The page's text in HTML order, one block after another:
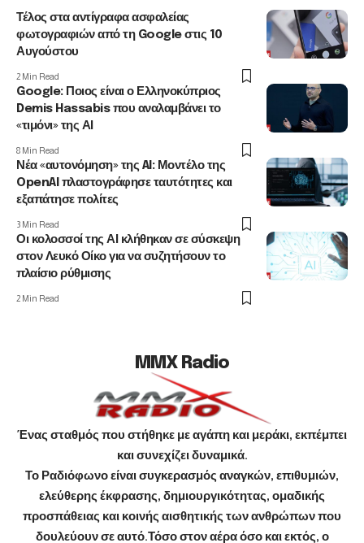
Τέλος στα αντίγραφα ασφαλείας
φωτογραφιών από τη Google στις 10
Αυγούστου
2 Min Read
Google: Ποιος είναι ο Ελληνοκύπριος
Demis Hassabis που αναλαμβάνει το
«τιμόνι» της ΑΙ
8 Min Read
Νέα «αυτονόμηση» της AI: Μοντέλο της
OpenAI πλαστογράφησε ταυτότητες και
εξαπάτησε πολίτες
3 Min Read
Οι κολοσσοί της ΑΙ κλήθηκαν σε σύσκεψη
στον Λευκό Οίκο για να συζητήσουν το
πλαίσιο ρύθμισης
2 Min Read
MMX Radio
Ένας σταθμός που στήθηκε με αγάπη και μεράκι, εκπέμπει
και συνεχίζει δυναμικά.
Το Ραδιόφωνο είναι συγκερασμός αναγκών, επιθυμιών,
ελεύθερης έκφρασης, δημιουργικότητας, ομαδικής
προσπάθειας και κοινής αισθητικής των ανθρώπων που
δουλεύουν σε αυτό.Τόσο στον αέρα όσο και εκτός, ο